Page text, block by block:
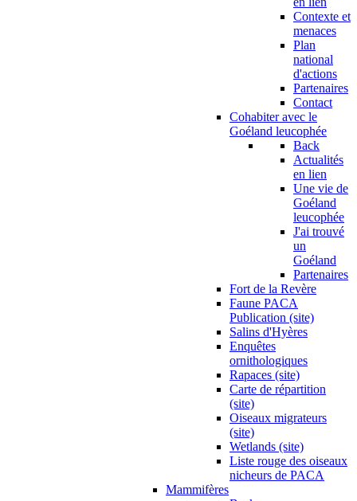
Contexte et
menaces
Plan
national
d'actions
Partenaires
Contact
Cohabiter avec le
Goéland leucophée
Back
Actualités
en lien
Une vie de
Goéland
leucophée
J'ai trouvé
un
Goéland
Partenaires
Fort de la Revère
Faune PACA
Publication (site)
Salins d'Hyères
Enquêtes
ornithologiques
Rapaces (site)
Carte de répartition
(site)
Oiseaux migrateurs
(site)
Wetlands (site)
Liste rouge des oiseaux
nicheurs de PACA
Mammifères